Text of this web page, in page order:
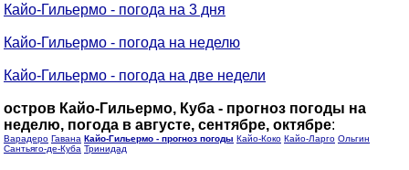
Кайо-Гильермо - погода на 3 дня
Кайо-Гильермо - погода на неделю
Кайо-Гильермо - погода на две недели
остров Кайо-Гильермо, Куба - прогноз погоды на
неделю, погода в августе, сентябре, октябре:
Варадеро Гавана Кайо-Гильермо - прогноз погоды Кайо-Коко Кайо-Ларго Ольгин
Сантьяго-де-Куба Тринидад